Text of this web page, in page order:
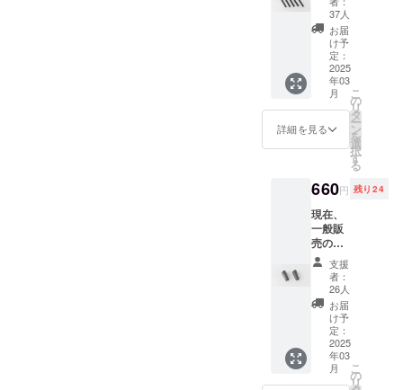
のある
インボ
イスが
必要な
場合
は、実
行者に
直接お
問合せ
サクラ
ピン
ク 計
10色か
ら１色
お選び
頂けま
す。 ■
適格請
番号：
あり
（適格
請求書
発行事
業者登
録番号
の記載
のある
インボ
イスが
必要な
場合
は、実
行者に
ン、パ
イロッ
トブ
ルー、
チャ
コール
レー、
グレー
ジュ、
キャラ
ライ
ラッ
ク、ミ
ントブ
ルー、
ブルー
フェア
リー、
サクラ
ピン
ク 計
10色か
ら１色
お選び
頂けま
リング
x 1、革
表紙 x
2、リ
フィル
x 1、ペ
ン差し
リフィ
ル x 1、
リング
ジッ
1、収納
用箱 x 1
■カ
ラー：
ブラッ
ク、モ
スグ
リー
ン、パ
イロッ
トブ
ルー、
チャ
コール
グ
せん。
大人の
リング
ノート
をご購
入頂い
たサ
ポー
ター様
限定
￥660（
にて承
りま
す。 ■
リター
ン内
容：
ルーズ
リング
x 5 (製
品に同
封の
上、発
送致し
ます）
※サイ
37人
お届
け予
定：
2025
年03
月
詳細を見る
こ
の
リ
タ
ー
ン
を
選
択
す
る
660円 残り24
現在、
一般販
売の予
定がご
ざいま
せん。
大人の
リング
ノート
をご購
入頂い
たサ
ポー
支援
者：
26人
お届
け予
定：
2025
年03
月
こ
の
リ